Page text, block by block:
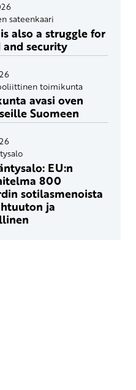
sateenkaari
also a struggle for
and security
toimikunta
avasi oven
Suomeen
EU:n
800
sotilasmenoista
ja